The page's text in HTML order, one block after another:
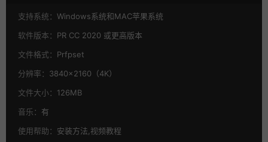
支持系统： Windows系统和MAC苹果系统
软件版本： PR CC 2020 或更高版本
文件格式： Prfpset
分辨率： 3840×2160（4K）
文件大小： 126MB
音乐： 有
使用帮助： 安装方法,视频教程